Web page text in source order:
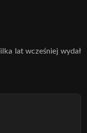
lat wcześniej wydał